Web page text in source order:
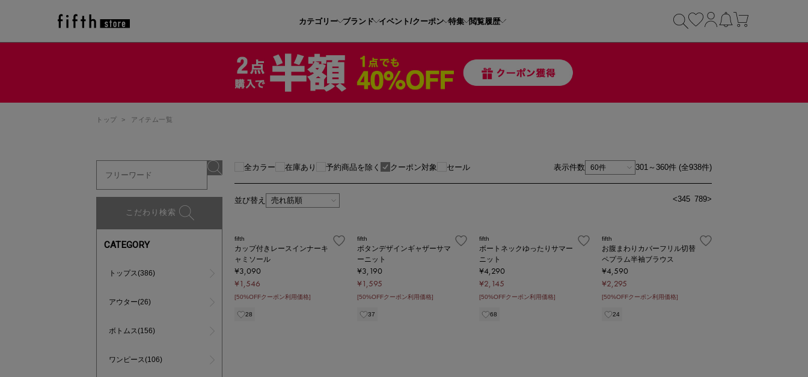
カテゴリー ブランド イベント/クーポン 特集 閲覧履歴
トップ > アイテム一覧
こだわり検索
CATEGORY
トップス(386)
アウター(26)
ボトムス(156)
ワンピース(106)
全カラー 在庫あり 予約商品を除く クーポン対象 セール 表示件数 301～360件 (全938件)
並び替え <345 789>
fifth
カップ付きレースインナーキ
ャミソール
¥3,090
¥1,546
[50%OFFクーポン利用価格]
28
fifth
ボタンデザインギャザーサマ
ーニット
¥3,190
¥1,595
[50%OFFクーポン利用価格]
37
fifth
ボートネックゆったりサマー
ニット
¥4,290
¥2,145
[50%OFFクーポン利用価格]
68
fifth
お腹まわりカバーフリル切替
ペプラム半袖ブラウス
¥4,590
¥2,295
[50%OFFクーポン利用価格]
24